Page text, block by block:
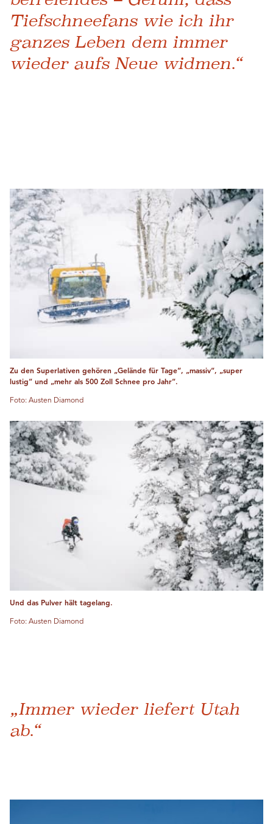
Tiefschneefans wie ich ihr
ganzes Leben dem immer
wieder aufs Neue widmen.“
Zu den Superlativen gehören „Gelände für Tage“, „massiv“, „super
lustig“ und „mehr als 500 Zoll Schnee pro Jahr“.
Foto: Austen Diamond
Und das Pulver hält tagelang.
Foto: Austen Diamond
„Immer wieder liefert Utah
ab.“